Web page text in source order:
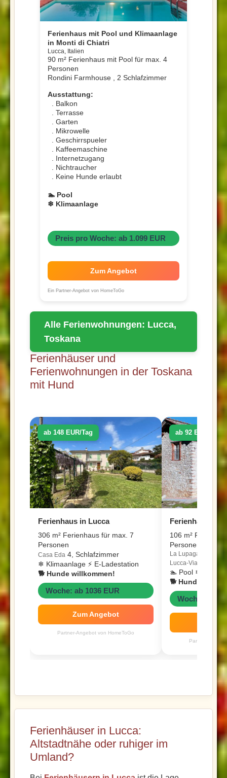
Ferienhaus mit Pool und Klimaanlage
in Monti di Chiatri
Lucca, Italien
90 m² Ferienhaus mit Pool für max. 4
Personen
Rondini Farmhouse , 2 Schlafzimmer
Ausstattung:
. Balkon
. Terrasse
. Garten
. Mikrowelle
. Geschirrspueler
. Kaffeemaschine
. Internetzugang
. Nichtraucher
. Keine Hunde erlaubt
🏊 Pool
❄ Klimaanlage
Preis pro Woche: ab 1.099 EUR
Zum Angebot
Ein Partner-Angebot von HomeToGo
Alle Ferienwohnungen: Lucca,
Toskana
Ferienhäuser und
Ferienwohnungen in der Toskana
mit Hund
ab 148 EUR/Tag
Ferienhaus in Lucca
306 m² Ferienhaus für max. 7
Personen
Casa Eda 4, Schlafzimmer
❄ Klimaanlage ⚡ E-Ladestation
🐕 Hunde willkommen!
Woche: ab 1036 EUR
Zum Angebot
Partner-Angebot von HomeToGo
ab 92 EUR/Tag
Ferienhaus in
106 m²
Personen
La Lupaga -
Lucca-Viareggio
🏊 Pool ❄
🐕 Hunde
Woche: ab
Partner-
Ferienhäuser in Lucca:
Altstadtnähe oder ruhiger im
Umland?